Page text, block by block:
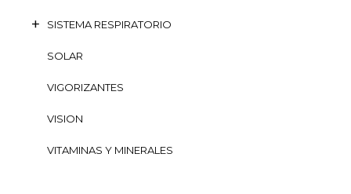
SISTEMA RESPIRATORIO
SOLAR
VIGORIZANTES
VISION
VITAMINAS Y MINERALES